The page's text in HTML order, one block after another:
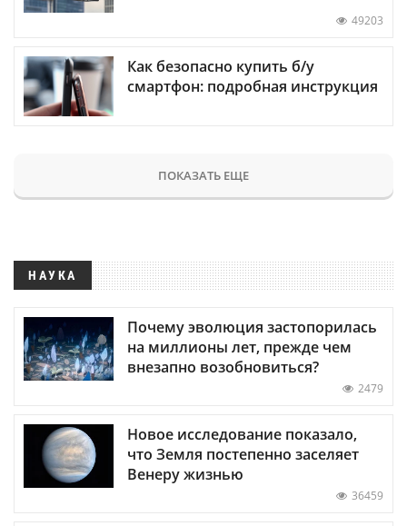
49203
Как безопасно купить б/у
смартфон: подробная инструкция
ПОКАЗАТЬ ЕЩЕ
НАУКА
Почему эволюция застопорилась
на миллионы лет, прежде чем
внезапно возобновиться?
2479
Новое исследование показало,
что Земля постепенно заселяет
Венеру жизнью
36459